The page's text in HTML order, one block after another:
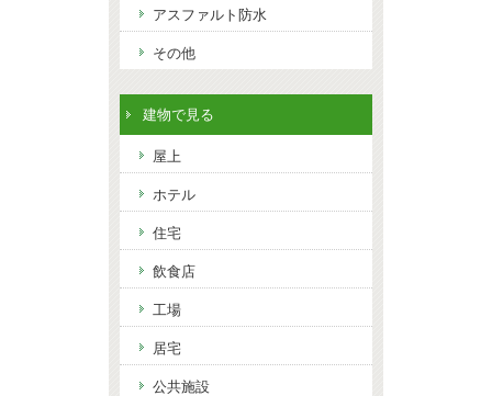
アスファルト防水
その他
建物で見る
屋上
ホテル
住宅
飲食店
工場
居宅
公共施設